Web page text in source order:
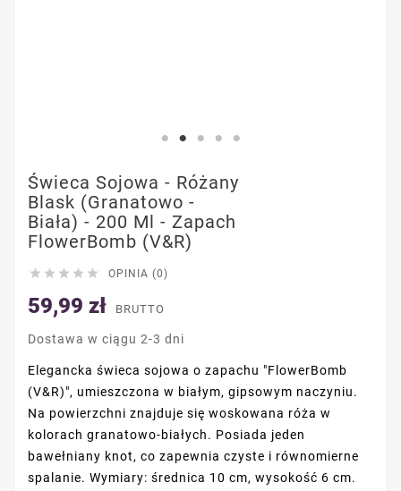
Świeca Sojowa - Różany
Blask (Granatowo -
Biała) - 200 Ml - Zapach
FlowerBomb (V&R)
     OPINIA (0)
59,99 zł BRUTTO
Dostawa w ciągu 2-3 dni
Elegancka świeca sojowa o zapachu "FlowerBomb
(V&R)", umieszczona w białym, gipsowym naczyniu.
Na powierzchni znajduje się woskowana róża w
kolorach granatowo-białych. Posiada jeden
bawełniany knot, co zapewnia czyste i równomierne
spalanie. Wymiary: średnica 10 cm, wysokość 6 cm.